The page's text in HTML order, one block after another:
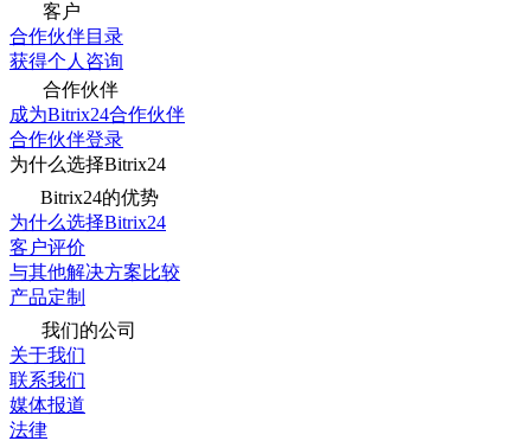
客户
合作伙伴目录
获得个人咨询
合作伙伴
成为Bitrix24合作伙伴
合作伙伴登录
为什么选择Bitrix24
Bitrix24的优势
为什么选择Bitrix24
客户评价
与其他解决方案比较
产品定制
我们的公司
关于我们
联系我们
媒体报道
法律